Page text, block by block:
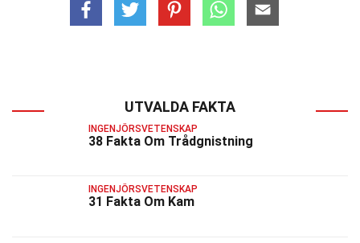
UTVALDA FAKTA
INGENJÖRSVETENSKAP
38 Fakta Om Trådgnistning
INGENJÖRSVETENSKAP
31 Fakta Om Kam